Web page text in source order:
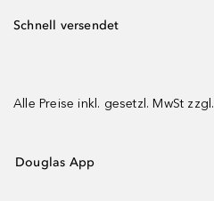
Schnell versendet
Alle Preise inkl. gesetzl. MwSt zzgl.
Douglas App